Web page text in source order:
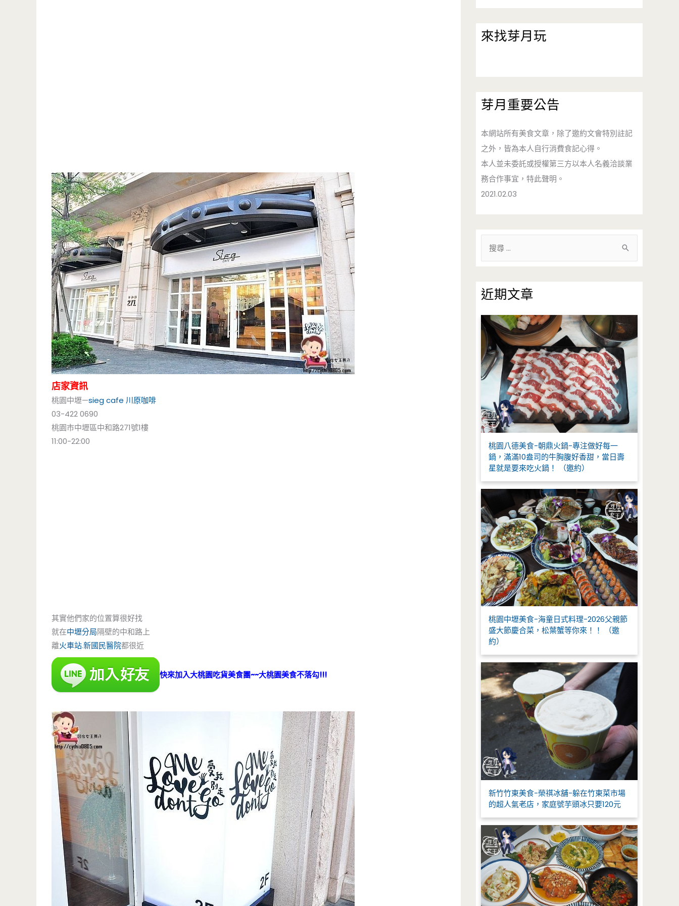
店家資訊
桃園中壢—sieg cafe 川原咖啡
03-422 0690
桃園市中壢區中和路271號1樓
11:00-22:00
其實他們家的位置算很好找
就在中壢分局隔壁的中和路上
離火車站.新國民醫院都很近
快來加入大桃園吃貨美食團~~大桃園美食不落勾!!!
來找芽月玩
芽月重要公告
本網站所有美食文章，除了邀約文會特別註記
之外，皆為本人自行消費食記心得。
本人並未委託或授權第三方以本人名義洽談業
務合作事宜，特此聲明。
2021.02.03
鍵
字
:
近期文章
桃園八德美食-朝鼎火鍋-專注做好每一
鍋，滿滿10盎司的牛胸腹好香甜，當日壽
星就是要來吃火鍋！ （邀約）
桃園中壢美食-海童日式料理-2026父親節
盛大節慶合菜，松葉蟹等你來！！ （邀
約）
新竹竹東美食-榮祺冰舖-躲在竹東菜市場
的超人氣老店，家庭號芋頭冰只要120元